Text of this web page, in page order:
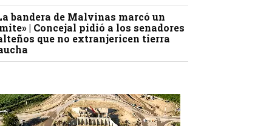
bandera de Malvinas marcó un
| Concejal pidió a los senadores
que no extranjericen tierra